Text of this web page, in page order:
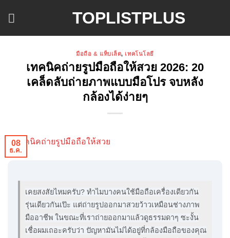
TOPLISTPLUS
มือถือ & แท็บเล็ต, เทคโนโลยี
เทคนิคถ่ายรูปมือถือให้สวย 2026: 20
เคล็ดลับถ่ายภาพแบบมือโปร จบหลัง
กล้องได้ง่ายๆ
08
ธ.ค.
เคยสงสัยไหมครับ? ทำไมบางคนใช้มือถือเครื่องเดียวกัน
รุ่นเดียวกันเป๊ะ แต่ถ่ายรูปออกมาสวยว้าวเหมือนช่างภาพ
มืออาชีพ ในขณะที่เราถ่ายออกมาแล้วดูธรรมดาๆ ซะงั้น
เชื่อผมเถอะครับว่า ปัญหามันไม่ได้อยู่ที่กล้องมือถือของคุณ